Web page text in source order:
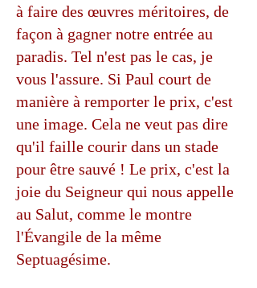
à faire des œuvres méritoires, de
façon à gagner notre entrée au
paradis. Tel n'est pas le cas, je
vous l'assure. Si Paul court de
manière à remporter le prix, c'est
une image. Cela ne veut pas dire
qu'il faille courir dans un stade
pour être sauvé ! Le prix, c'est la
joie du Seigneur qui nous appelle
au Salut, comme le montre
l'Évangile de la même
Septuagésime.